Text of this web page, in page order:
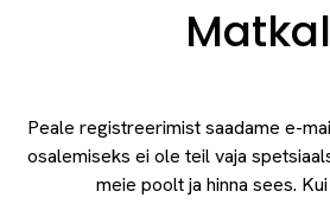
Peale registreerimist saadame e-
osalemiseks ei ole teil vaja
meie poolt ja hinna sees.